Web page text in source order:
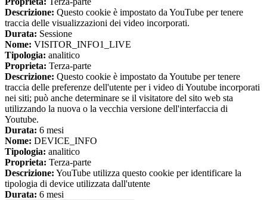
Descrizione: Questo cookie è impostato da YouTube per tenere
traccia delle visualizzazioni dei video incorporati.
Durata: Sessione
Nome: VISITOR_INFO1_LIVE
Tipologia: analitico
Proprieta: Terza-parte
Descrizione: Questo cookie è impostato da Youtube per tenere
traccia delle preferenze dell'utente per i video di Youtube incorporati
nei siti; può anche determinare se il visitatore del sito web sta
utilizzando la nuova o la vecchia versione dell'interfaccia di
Youtube.
Durata: 6 mesi
Nome: DEVICE_INFO
Tipologia: analitico
Proprieta: Terza-parte
Descrizione: YouTube utilizza questo cookie per identificare la
tipologia di device utilizzata dall'utente
Durata: 6 mesi